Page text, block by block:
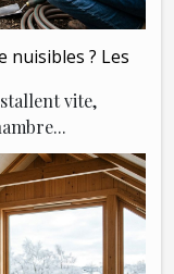
nuisibles ? Les
vite,